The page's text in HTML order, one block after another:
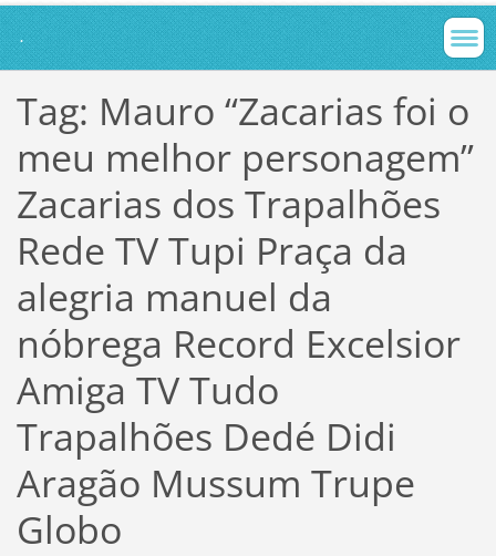
.
Tag: Mauro “Zacarias foi o
meu melhor personagem”
Zacarias dos Trapalhões
Rede TV Tupi Praça da
alegria manuel da
nóbrega Record Excelsior
Amiga TV Tudo
Trapalhões Dedé Didi
Aragão Mussum Trupe
Globo